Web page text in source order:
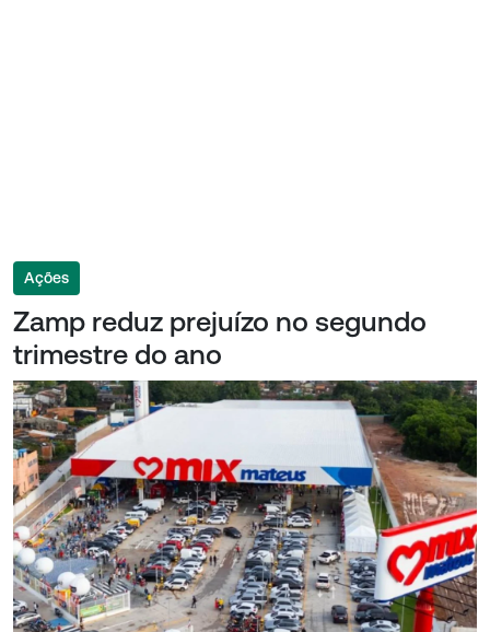
Ações
Zamp reduz prejuízo no segundo
trimestre do ano